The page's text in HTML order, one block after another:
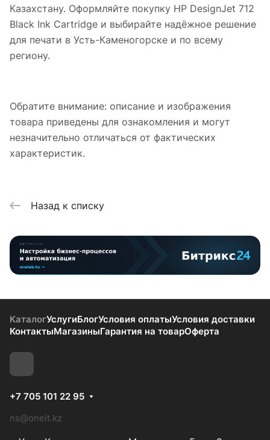
Казахстану. Оформляйте покупку HP DesignJet 712
Black Ink Cartridge и выбирайте надёжное решение
для печати в Усть-Каменогорске и по всему
региону.
Обратите внимание: описание и изображения
товара приведены для ознакомления и могут
незначительно отличаться от фактических
характеристик.
Назад к списку
КаталогУслугиБлогУсловия оплатыУсловия доставки
КонтактыМагазиныГарантия на товарОферта
+7 705 101 22 95
ns@oneit.kz